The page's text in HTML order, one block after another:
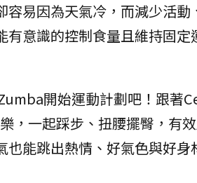
容易因為天氣冷，而減少活
有意識的控制食量且維持固
開始運動計劃吧！跟著
，一起踩步、扭腰擺臀，有
能跳出熱情、好氣色與好身